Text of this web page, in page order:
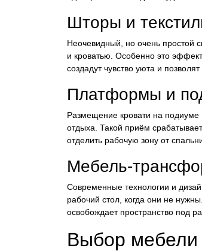
Шторы и
Неочевидный, но очень простой
и кроватью. Особенно это
создадут чувство уюта и
Платформы и
Размещение кровати на подиуме
отдыха. Такой приём
отделить рабочую зону от
Мебель-
Современные технологии и
рабочий стол, когда они не
освобождает пространство под
Выбор мебели